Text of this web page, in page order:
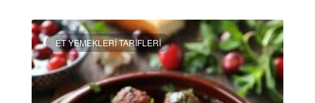
ET YEMEKLERI TARIFLERI